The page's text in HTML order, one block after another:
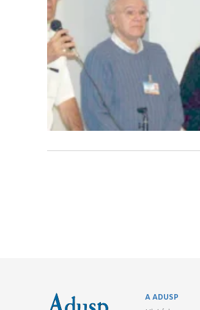
A ADUSP